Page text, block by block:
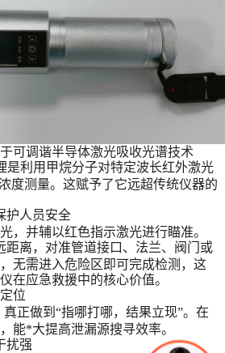
可调谐半导体激光吸收光谱技术
是利用甲烷分子对特定波长红外激光
度测量。这赋予了它远超传统仪器的
护人员安全
，并辅以红色指示激光进行瞄准。
距离，对准管道接口、法兰、阀门或
无需进入危险区即可完成检测，这
在应急救援中的核心价值。
位
正做到“指哪打哪，结果立现”。在
能*大提高泄漏源搜寻效率。
扰强